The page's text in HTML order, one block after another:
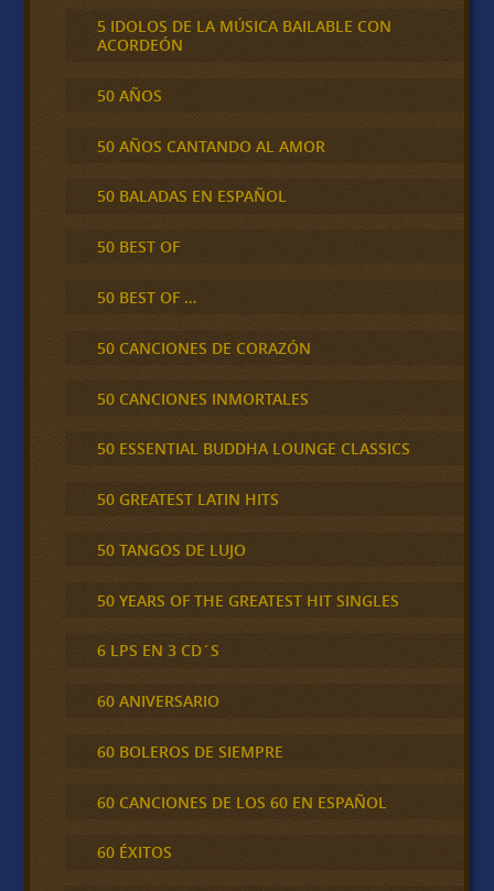
5 IDOLOS DE LA MÚSICA BAILABLE CON
ACORDEÓN
50 AÑOS
50 AÑOS CANTANDO AL AMOR
50 BALADAS EN ESPAÑOL
50 BEST OF
50 BEST OF …
50 CANCIONES DE CORAZÓN
50 CANCIONES INMORTALES
50 ESSENTIAL BUDDHA LOUNGE CLASSICS
50 GREATEST LATIN HITS
50 TANGOS DE LUJO
50 YEARS OF THE GREATEST HIT SINGLES
6 LPS EN 3 CD´S
60 ANIVERSARIO
60 BOLEROS DE SIEMPRE
60 CANCIONES DE LOS 60 EN ESPAÑOL
60 ÉXITOS